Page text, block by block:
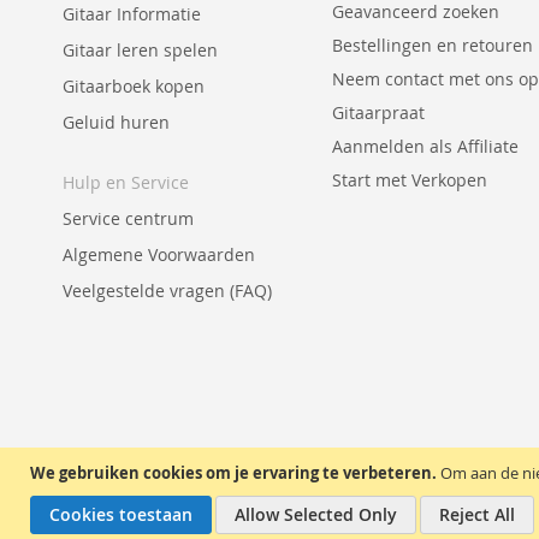
We gebruiken cookies om je ervaring te verbeteren. Om aan de
Cookies toestaan Allow Selected Only Reject All
Gitaar Informatie
Gitaar leren spelen
Gitaarboek kopen
Geluid huren
Hulp en Service
Service centrum
Algemene Voorwaarden
Veelgestelde vragen (FAQ)
Geavanceerd zoeken
Bestellingen en retouren
Neem contact met ons op
Gitaarpraat
Aanmelden als Affiliate
Start met Verkopen